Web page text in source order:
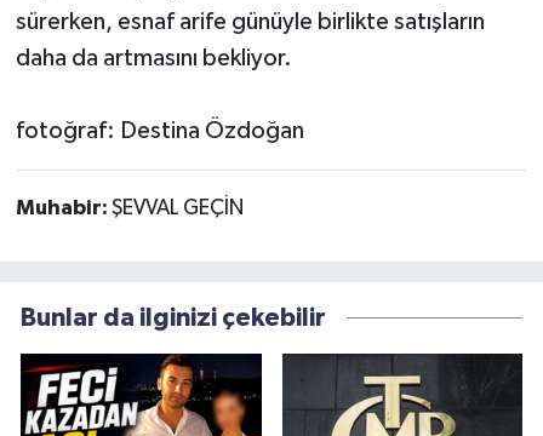
sürerken, esnaf arife günüyle birlikte satışların
daha da artmasını bekliyor.
fotoğraf: Destina Özdoğan
Muhabir: ŞEVVAL GEÇİN
Bunlar da ilginizi çekebilir